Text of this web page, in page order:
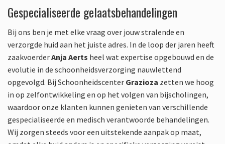
Gespecialiseerde gelaatsbehandelingen
Bij ons ben je met elke vraag over jouw stralende en
verzorgde huid aan het juiste adres. In de loop der jaren heeft
zaakvoerderAnja Aerts heel wat expertise opgebouwd en de
evolutie in de schoonheidsverzorging nauwlettend
opgevolgd. Bij Schoonheidscenter Grazioza zetten we hoog
in op zelfontwikkeling en op het volgen van bijscholingen,
waardoor onze klanten kunnen genieten van verschillende
gespecialiseerde en medisch verantwoorde behandelingen.
Wij zorgen steeds voor een uitstekende aanpak op maat,